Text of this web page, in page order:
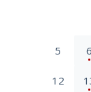
5 6
12